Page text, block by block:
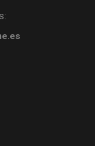
nueva)
en ventana nueva)
(abre en
nueva)
en ventana nueva)
(abre en ventana